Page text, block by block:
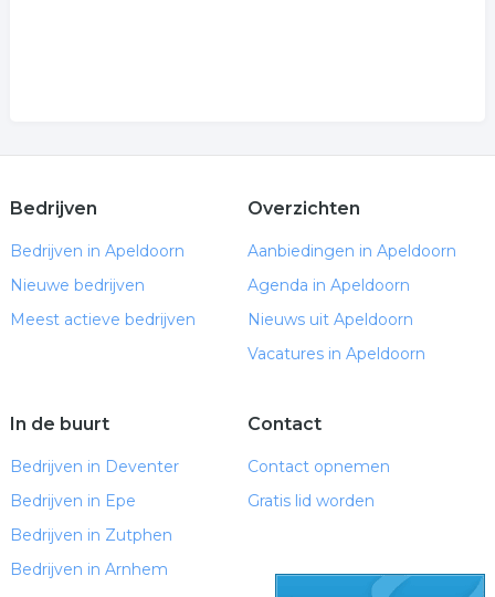
Bedrijven
Bedrijven in Apeldoorn
Nieuwe bedrijven
Meest actieve bedrijven
Overzichten
Aanbiedingen in Apeldoorn
Agenda in Apeldoorn
Nieuws uit Apeldoorn
Vacatures in Apeldoorn
In de buurt
Bedrijven in Deventer
Bedrijven in Epe
Bedrijven in Zutphen
Bedrijven in Arnhem
Contact
Contact opnemen
Gratis lid worden